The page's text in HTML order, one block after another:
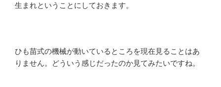
生まれということにしておきます。
ひも苗式の機械が動いているところを現在見ることはあ
りません。どういう感じだったのか見てみたいですね。